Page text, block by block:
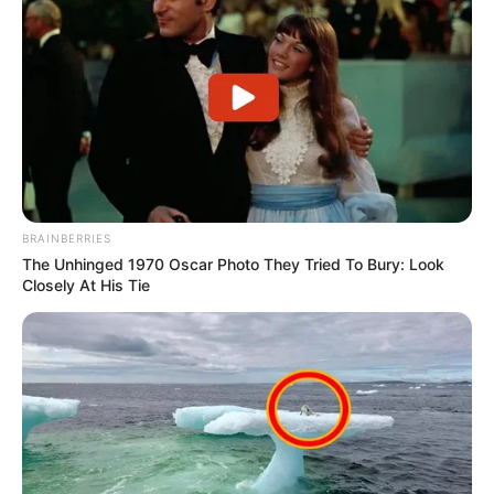
BRAINBERRIES
The Unhinged 1970 Oscar Photo They Tried To Bury: Look
Closely At His Tie